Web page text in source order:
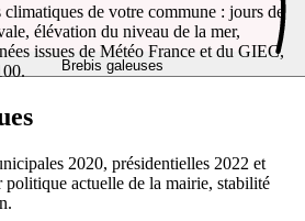
Brebis galeuses
de votre commune : jours de
élévation du niveau de la mer,
issues de Météo France et du GIEC,
2020, présidentielles 2022 et
actuelle de la mairie, stabilité